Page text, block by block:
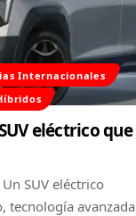
Internacionales
eléctrico que
SUV eléctrico
tecnología avanzada